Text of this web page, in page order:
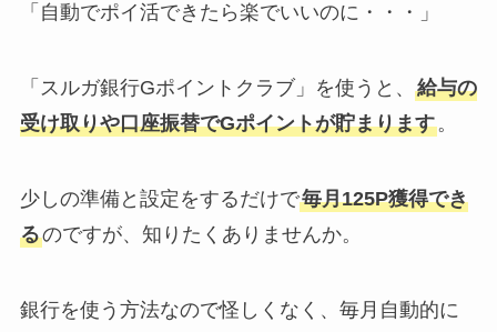
「自動でポイ活できたら楽でいいのに・・・」
「スルガ銀行Gポイントクラブ」を使うと、 給与の
受け取りや口座振替でGポイントが貯まります。
少しの準備と設定をするだけで毎月125P獲得でき
るのですが、知りたくありませんか。
銀行を使う方法なので怪しく なく、毎月自動的に